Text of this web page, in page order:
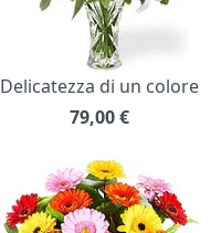
Delicatezza di un colore
79,00€